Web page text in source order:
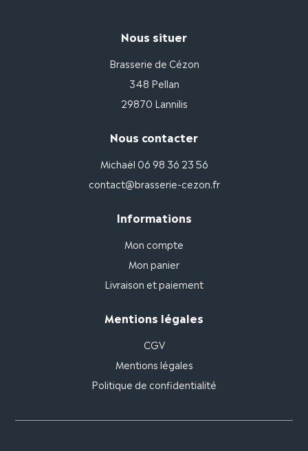
Nous situer
Brasserie de Cézon
348 Pellan
29870 Lannilis
Nous contacter
Michaël 06 98 36 23 56
contact@brasserie-cezon.fr
Informations
Mon compte
Mon panier
Livraison et paiement
Mentions légales
CGV
Mentions légales
Politique de confidentialité